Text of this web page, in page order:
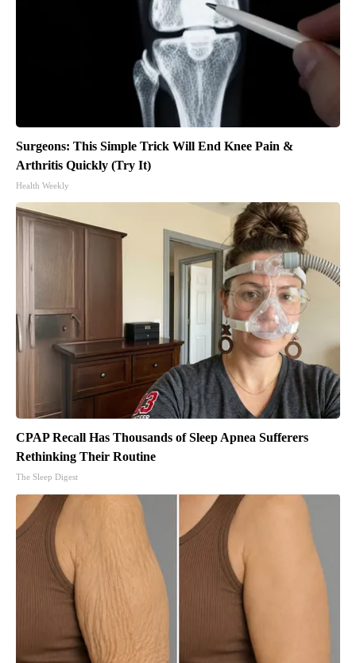
Surgeons: This Simple Trick Will End Knee Pain &
Arthritis Quickly (Try It)
Health Weekly
CPAP Recall Has Thousands of Sleep Apnea Sufferers
Rethinking Their Routine
The Sleep Digest